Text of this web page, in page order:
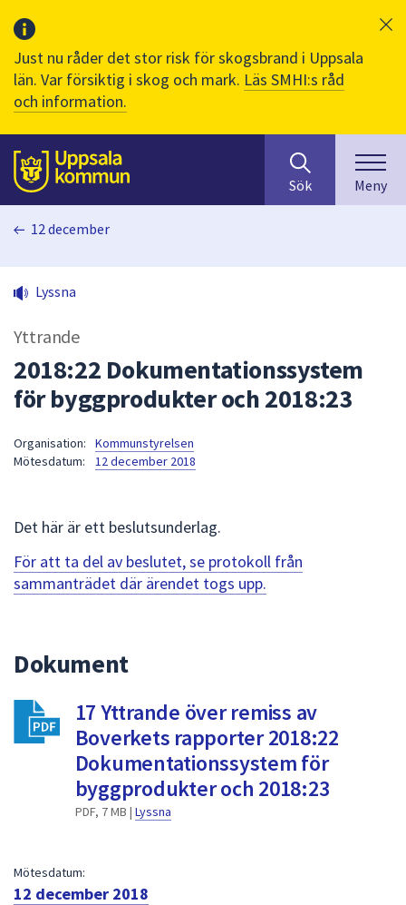
Just nu råder det stor risk för skogsbrand i Uppsala
län. Var försiktig i skog och mark. Läs SMHI:s råd
och information.
Till sidans
huvudinnehåll
efter
innehåll
på
sökfältet
kommer
sökförslag
för
att
navigera
för
att
välja
något
av
Sök Meny
12 december
Lyssna
Yttrande
2018:22 Dokumentationssystem
för byggprodukter och 2018:23
Organisation:
Kommunstyrelsen
Mötesdatum:
12 december 2018
Det här är ett beslutsunderlag.
För att ta del av beslutet, se protokoll från
sammanträdet där ärendet togs upp.
Dokument
17 Yttrande över remiss av
Boverkets rapporter 2018:22
Dokumentationssystem för
byggprodukter och 2018:23
PDF, 7 MB | Lyssna
Mötesdatum:
12 december 2018